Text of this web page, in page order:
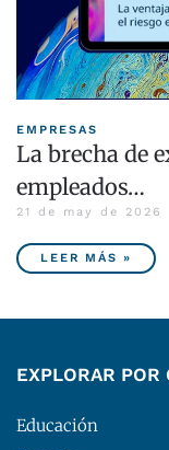
EMPRESAS
La brecha de
empleados…
21 de may de 2026
LEER MÁS »
EXPLORAR POR
Educación